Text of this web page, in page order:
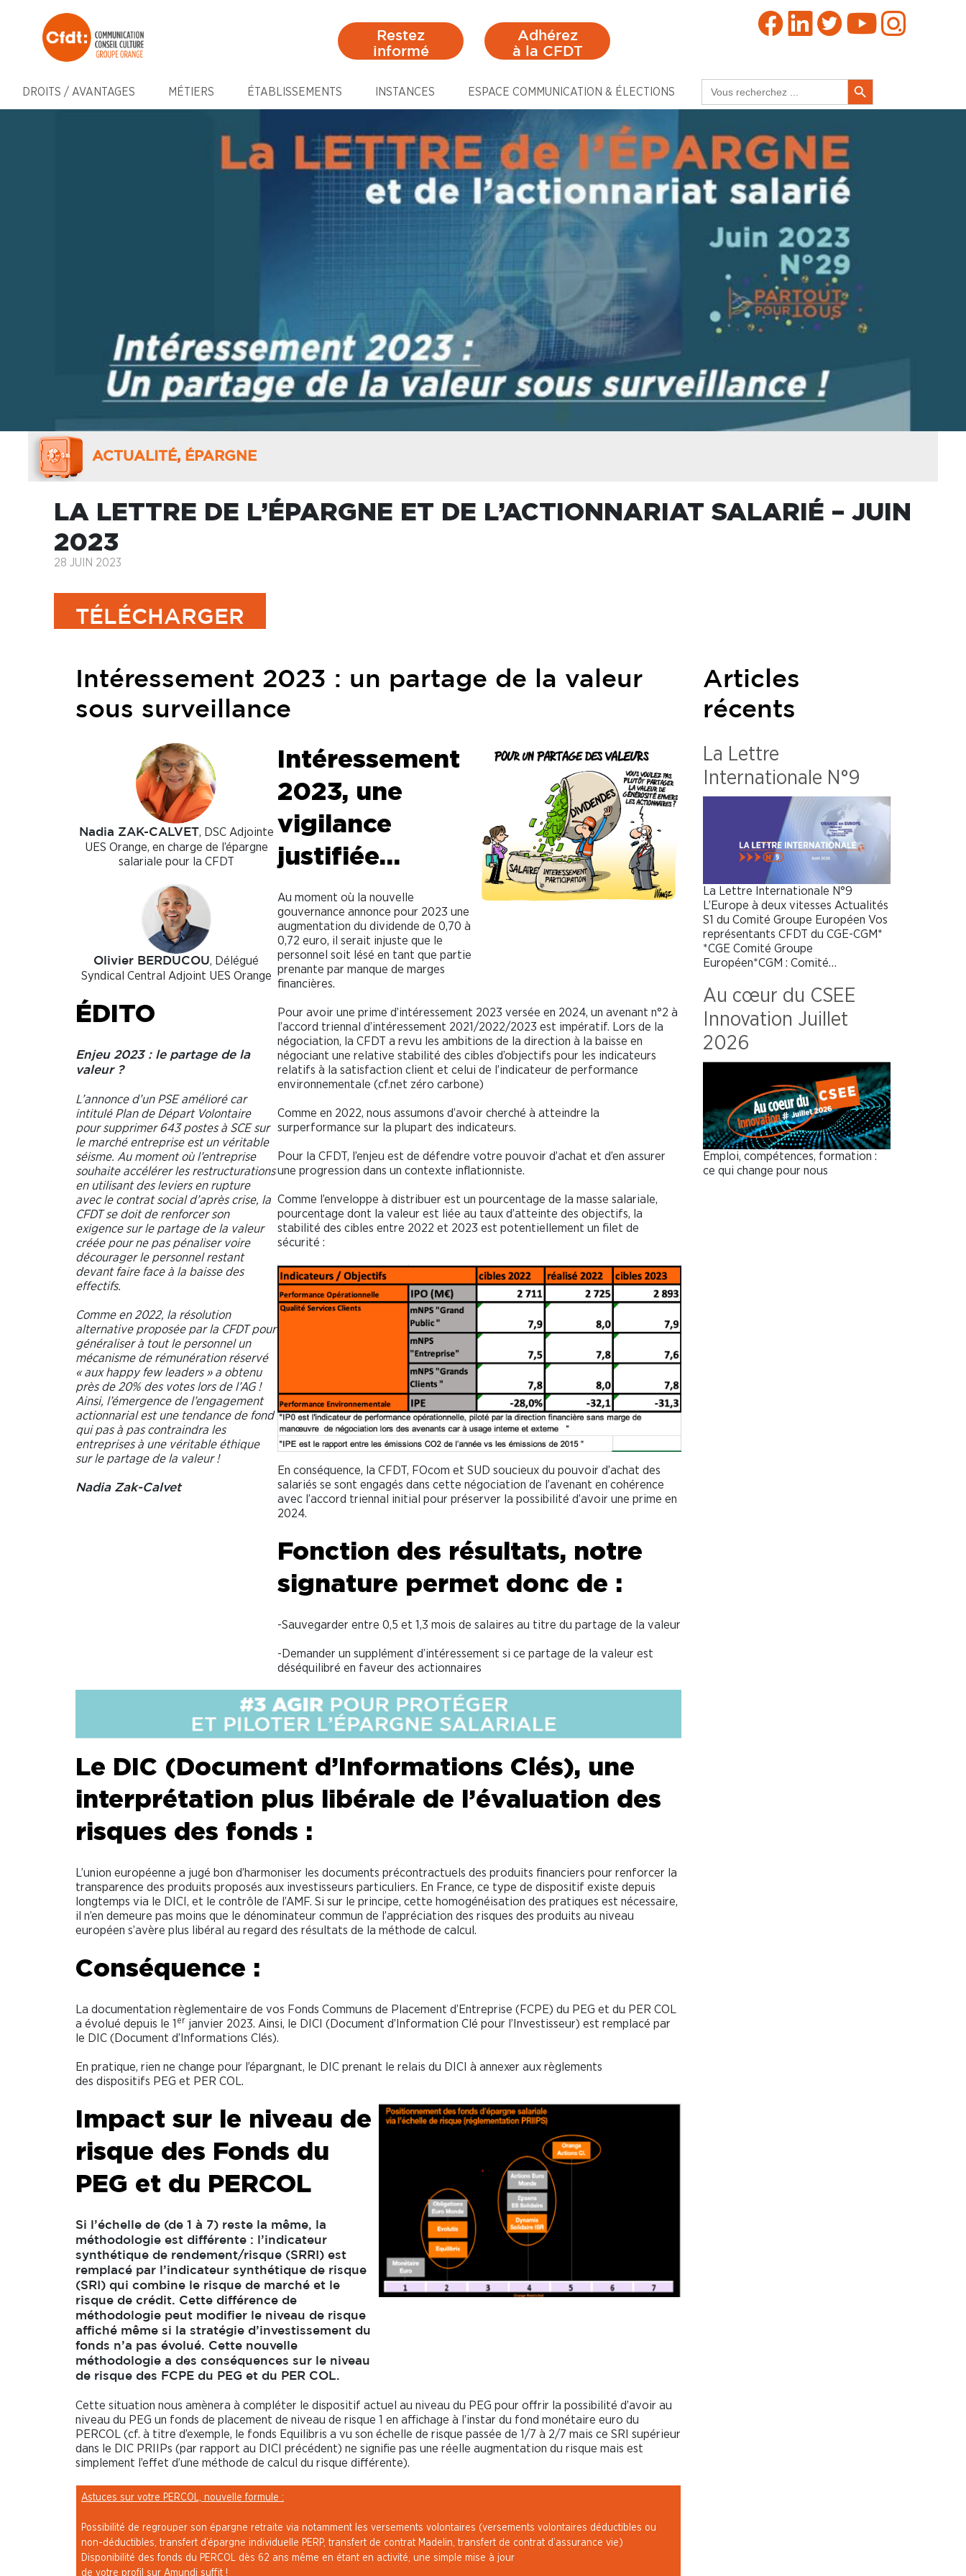
Restez
informé
Adhérez
à la CFDT
DROITS / AVANTAGES MÉTIERS ÉTABLISSEMENTS INSTANCES ESPACE COMMUNICATION & ÉLECTIONS
for:
Search Button
ACTUALITÉ, ÉPARGNE
LA LETTRE DE L’ÉPARGNE ET DE L’ACTIONNARIAT SALARIÉ – JUIN
2023
28 JUIN 2023
TÉLÉCHARGER
Intéressement 2023 : un partage de la valeur
sous surveillance
Nadia ZAK-CALVET , DSC Adjointe
UES Orange, en charge de l’épargne
salariale pour la CFDT
Olivier BERDUCOU, Délégué
Syndical Central Adjoint UES Orange
ÉDITO
Enjeu 2023 : le partage de la
valeur ?
L’annonce d’un PSE amélioré car
intitulé Plan de Départ Volontaire
pour supprimer 643 postes à SCE sur
le marché entreprise est un véritable
séisme. Au moment où l’entreprise
souhaite accélérer les restructurations
en utilisant des leviers en rupture
avec le contrat social d’après crise, la
CFDT se doit de renforcer son
exigence sur le partage de la valeur
créée pour ne pas pénaliser voire
décourager le personnel restant
devant faire face à la baisse des
effectifs.
Comme en 2022, la résolution
alternative proposée par la CFDT pour
généraliser à tout le personnel un
mécanisme de rémunération réservé
« aux happy few leaders » a obtenu
près de 20% des votes lors de l’AG !
Ainsi, l’émergence de l’engagement
actionnarial est une tendance de fond
qui pas à pas contraindra les
entreprises à une véritable éthique
sur le partage de la valeur !
Nadia Zak-Calvet
Intéressement
2023, une
vigilance
justifiée…
Au moment où la nouvelle
gouvernance annonce pour 2023 une
augmentation du dividende de 0,70 à
0,72 euro, il serait injuste que le
personnel soit lésé en tant que partie
prenante par manque de marges
financières.
Pour avoir une prime d’intéressement 2023 versée en 2024, un avenant n°2 à
l’accord triennal d’intéressement 2021/2022/2023 est impératif. Lors de la
négociation, la CFDT a revu les ambitions de la direction à la baisse en
négociant une relative stabilité des cibles d’objectifs pour les indicateurs
relatifs à la satisfaction client et celui de l’indicateur de performance
environnementale (cf.net zéro carbone)
Comme en 2022, nous assumons d’avoir cherché à atteindre la
surperformance sur la plupart des indicateurs.
Pour la CFDT, l’enjeu est de défendre votre pouvoir d’achat et d’en assurer
une progression dans un contexte inflationniste.
Comme l’enveloppe à distribuer est un pourcentage de la masse salariale,
pourcentage dont la valeur est liée au taux d’atteinte des objectifs, la
stabilité des cibles entre 2022 et 2023 est potentiellement un filet de
sécurité :
En conséquence, la CFDT, FOcom et SUD soucieux du pouvoir d’achat des
salariés se sont engagés dans cette négociation de l’avenant en cohérence
avec l’accord triennal initial pour préserver la possibilité d’avoir une prime en
2024.
Fonction des résultats, notre
signature permet donc de :
-Sauvegarder entre 0,5 et 1,3 mois de salaires au titre du partage de la valeur
-Demander un supplément d’intéressement si ce partage de la valeur est
déséquilibré en faveur des actionnaires
Le DIC (Document d’Informations Clés), une
interprétation plus libérale de l’évaluation des
risques des fonds :
L’union européenne a jugé bon d’harmoniser les documents précontractuels des produits financiers pour renforcer la
transparence des produits proposés aux investisseurs particuliers. En France, ce type de dispositif existe depuis
longtemps via le DICI, et le contrôle de l’AMF. Si sur le principe, cette homogénéisation des pratiques est nécessaire,
il n’en demeure pas moins que le dénominateur commun de l’appréciation des risques des produits au niveau
européen s’avère plus libéral au regard des résultats de la méthode de calcul.
Conséquence :
La documentation règlementaire de vos Fonds Communs de Placement d’Entreprise (FCPE) du PEG et du PER COL
a évolué depuis le 1 er janvier 2023. Ainsi, le DICI (Document d’Information Clé pour l’Investisseur) est remplacé par
le DIC (Document d’Informations Clés).
En pratique, rien ne change pour l’épargnant, le DIC prenant le relais du DICI à annexer aux règlements
des dispositifs PEG et PER COL.
Impact sur le niveau de
risque des Fonds du
PEG et du PERCOL
Si l’échelle de (de 1 à 7) reste la même, la
méthodologie est différente : l’indicateur
synthétique de rendement/risque (SRRI) est
remplacé par l’indicateur synthétique de risque
(SRI) qui combine le risque de marché et le
risque de crédit. Cette différence de
méthodologie peut modifier le niveau de risque
affiché même si la stratégie d’investissement du
fonds n’a pas évolué. Cette nouvelle
méthodologie a des conséquences sur le niveau
de risque des FCPE du PEG et du PER COL.
Cette situation nous amènera à compléter le dispositif actuel au niveau du PEG pour offrir la possibilité d’avoir au
niveau du PEG un fonds de placement de niveau de risque 1 en affichage à l’instar du fond monétaire euro du
PERCOL (cf. à titre d’exemple, le fonds Equilibris a vu son échelle de risque passée de 1/7 à 2/7 mais ce SRI supérieur
dans le DIC PRIIPs (par rapport au DICI précédent) ne signifie pas une réelle augmentation du risque mais est
simplement l’effet d’une méthode de calcul du risque différente).
Astuces sur votre PERCOL, nouvelle formule :
Possibilité de regrouper son épargne retraite via notamment les versements volontaires (versements volontaires déductibles ou
non-déductibles, transfert d’épargne individuelle PERP, transfert de contrat Madelin, transfert de contrat d’assurance vie)
Disponibilité des fonds du PERCOL dès 62 ans même en étant en activité, une simple mise à jour
de votre profil sur Amundi suffit !
Articles
récents
La Lettre
Internationale N°9
La Lettre Internationale N°9
L’Europe à deux vitesses Actualités
S1 du Comité Groupe Européen Vos
représentants CFDT du CGE-CGM*
*CGE Comité Groupe
Européen*CGM : Comité…
Au cœur du CSEE
Innovation Juillet
2026
Emploi, compétences, formation :
ce qui change pour nous